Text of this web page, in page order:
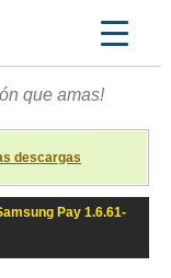
que amas!
descargas
Pay 1.6.61-